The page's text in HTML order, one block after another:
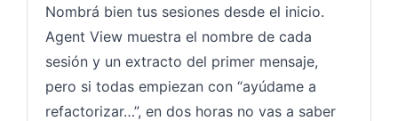
Nombrá bien tus sesiones desde el inicio.
Agent View muestra el nombre de cada
sesión y un extracto del primer mensaje,
pero si todas empiezan con “ayúdame a
refactorizar…”, en dos horas no vas a saber